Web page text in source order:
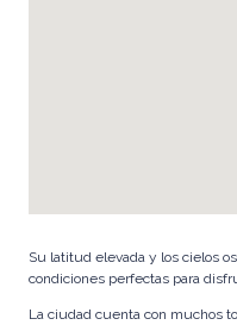
d
o
Su latitud elevada y los cielos
condiciones perfectas para
La ciudad cuenta con muchos